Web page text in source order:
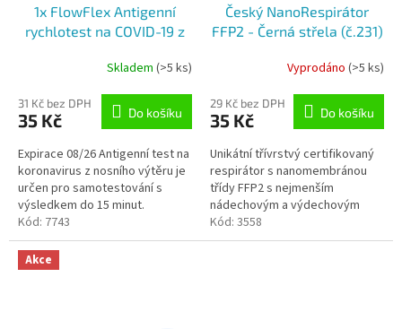
1x FlowFlex Antigenní
rychlotest na COVID-19 z
SEBETESTOVÁNÍ
produktu
je
z
5
hvězdiček.
Skladem(>5 ks)
31 Kč bez DPH
35 Kč Do košíku
Expirace 08/26 Antigenní test na
koronavirus z nosního výtěru je
určen pro samotestování s
výsledkem do 15 minut.
Nejpřesnější a nejkvalitnější test
na...
Kód: 7743
Český NanoRespirátor
FFP2 - Černá střela (č.231)
produktu
je
z
5
hvězdiček.
Vyprodáno(>5 ks)
29 Kč bez DPH
35 Kč Do košíku
Unikátní třívrstvý certifikovaný
respirátor s nanomembránou
třídy FFP2 s nejmenším
nádechovým a výdechovým
odporem. Vysoký komfort,
který se blíží dýchání bez
Kód: 3558
Akce